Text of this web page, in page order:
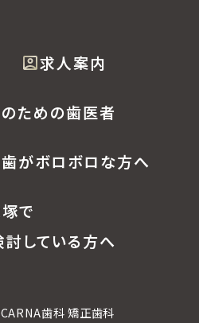
求人案内
ための歯医者
がボロボロな方へ
で
している方へ
歯科 矯正歯科